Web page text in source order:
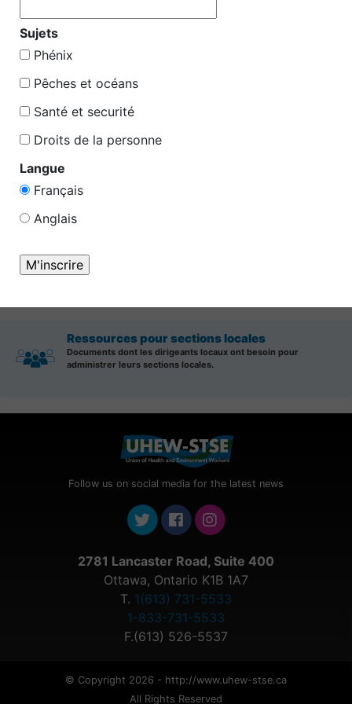
Les comités de consultation entre les syndicats et la direction
Contactez le STSE
questions, commentaires ou inquiétudes concernant le STSE.
Consultez notre section complète de documents et d'outils
disponibles pour les membres du STSE.
Nouvelles du STSE
Cette section contient toutes les dernières mises à jour,
Ressources pour sections locales
Documents dont les dirigeants locaux ont besoin pour
administrer leurs sections locales.
Follow us on social media for the latest news
2781 Lancaster Road, Suite 400
Ottawa, Ontario K1B 1A7
T. 1(613) 731-5533
1-833-731-5533
F.(613) 526-5537
© Copyright 2026 - http://www.uhew-stse.ca
All Rights Reserved
Sujets
Phénix
Pêches et océans
Santé et securité
Droits de la personne
Langue
Français
Anglais